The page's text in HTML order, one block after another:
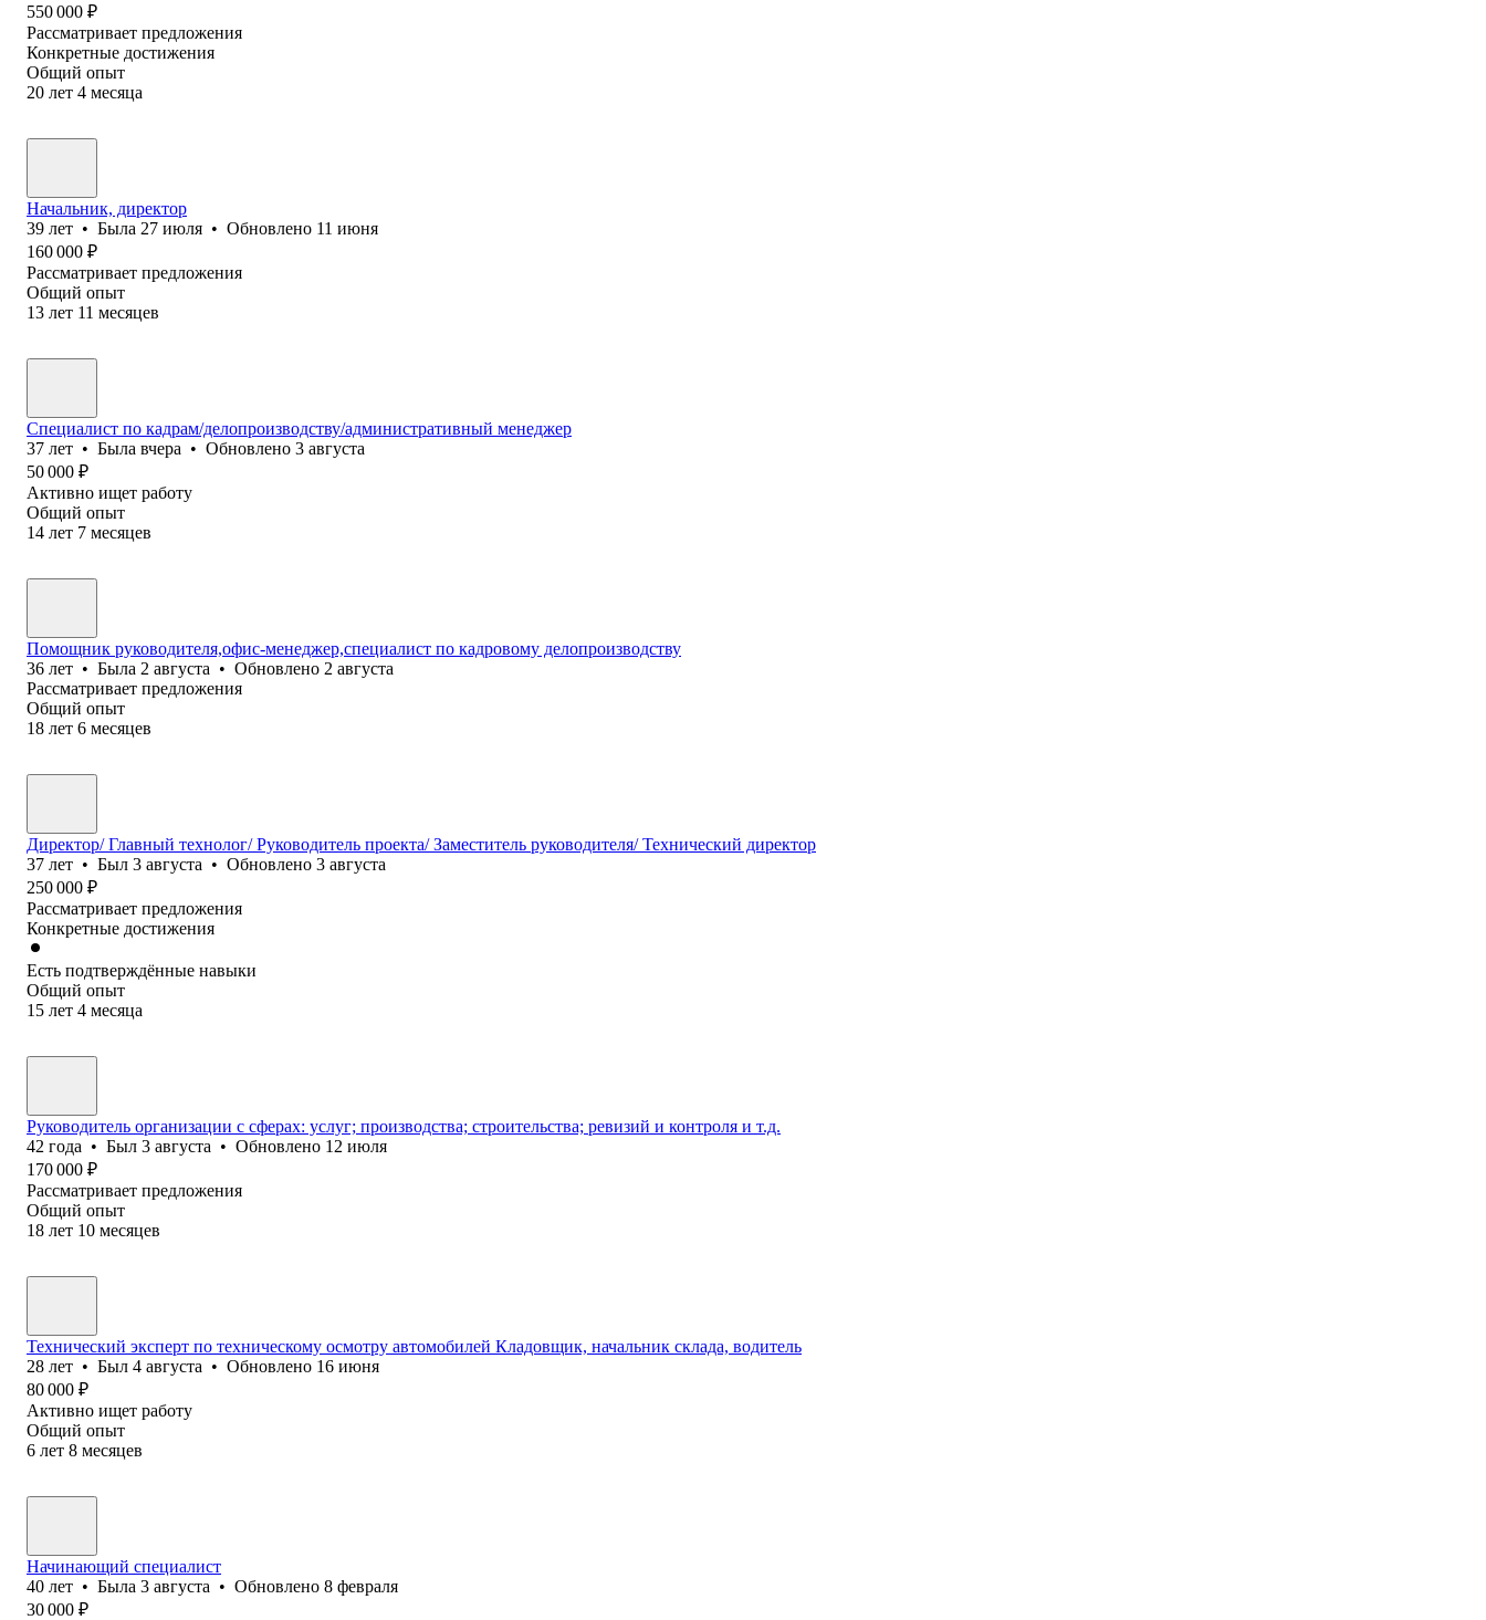
550 000 ₽
Рассматривает предложения
Конкретные достижения
Общий опыт
20 лет 4 месяца
Начальник, директор
39 лет • Была 27 июля • Обновлено 11 июня
160 000 ₽
Рассматривает предложения
Общий опыт
13 лет 11 месяцев
Специалист по кадрам/делопроизводству/административный менеджер
37 лет • Была вчера • Обновлено 3 августа
50 000 ₽
Активно ищет работу
Общий опыт
14 лет 7 месяцев
Помощник руководителя,офис-менеджер,специалист по кадровому делопроизводству
36 лет • Была 2 августа • Обновлено 2 августа
Рассматривает предложения
Общий опыт
18 лет 6 месяцев
Директор/ Главный технолог/ Руководитель проекта/ Заместитель руководителя/ Технический директор
37 лет • Был 3 августа • Обновлено 3 августа
250 000 ₽
Рассматривает предложения
Конкретные достижения
Есть подтверждённые навыки
Общий опыт
15 лет 4 месяца
Руководитель организации с сферах: услуг; производства; строительства; ревизий и контроля и т.д.
42 года • Был 3 августа • Обновлено 12 июля
170 000 ₽
Рассматривает предложения
Общий опыт
18 лет 10 месяцев
Технический эксперт по техническому осмотру автомобилей Кладовщик, начальник склада, водитель
28 лет • Был 4 августа • Обновлено 16 июня
80 000 ₽
Активно ищет работу
Общий опыт
6 лет 8 месяцев
Начинающий специалист
40 лет • Была 3 августа • Обновлено 8 февраля
30 000 ₽